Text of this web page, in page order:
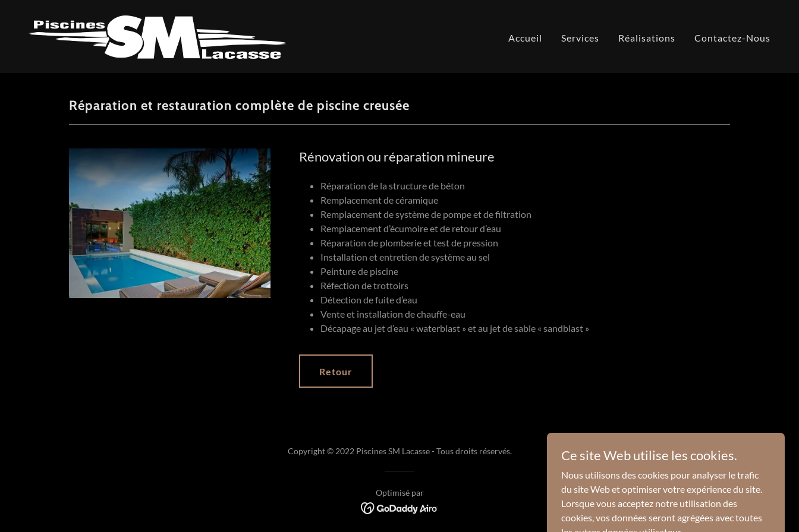
Accueil Services Réalisations Contactez-Nous
Réparation et restauration complète de piscine creusée
Rénovation ou réparation mineure
Réparation de la structure de béton
Remplacement de céramique
Remplacement de système de pompe et de filtration
Remplacement d’écumoire et de retour d’eau
Réparation de plomberie et test de pression
Installation et entretien de système au sel
Peinture de piscine
Réfection de trottoirs
Détection de fuite d’eau
Vente et installation de chauffe-eau
Décapage au jet d’eau « waterblast » et au jet de sable « sandblast »
Retour
Copyright © 2022 Piscines SM Lacasse - Tous droits réservés.
Optimisé par
Ce site Web utilise les cookies.
Nous utilisons des cookies pour analyser le trafic
du site Web et optimiser votre expérience du site.
Lorsque vous acceptez notre utilisation des
cookies, vos données seront agrégées avec toutes